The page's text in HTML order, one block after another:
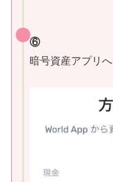
⑥
暗号資産アプリへ